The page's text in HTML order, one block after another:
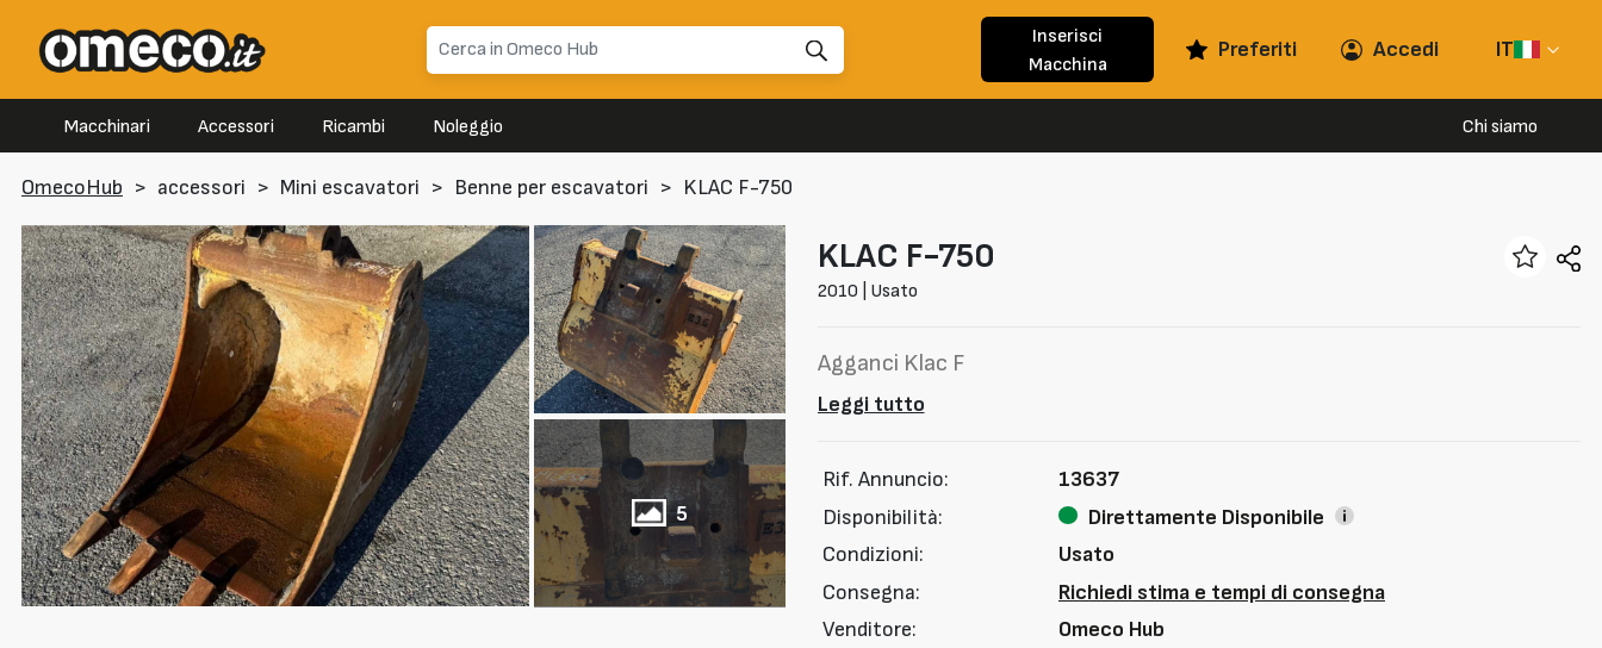
Inserisci
Macchina
Preferiti Accedi IT
Macchinari Accessori Ricambi Noleggio Chi siamo
OmecoHub > accessori > Mini escavatori > Benne per escavatori > KLAC F-750
5
KLAC F-750
2010 | Usato
Agganci Klac F
Leggi tutto
Rif. Annuncio:
13637
Disponibilità:
Direttamente Disponibile
Condizioni:
Usato
Consegna:
Richiedi stima e tempi di consegna
Venditore:
Omeco Hub